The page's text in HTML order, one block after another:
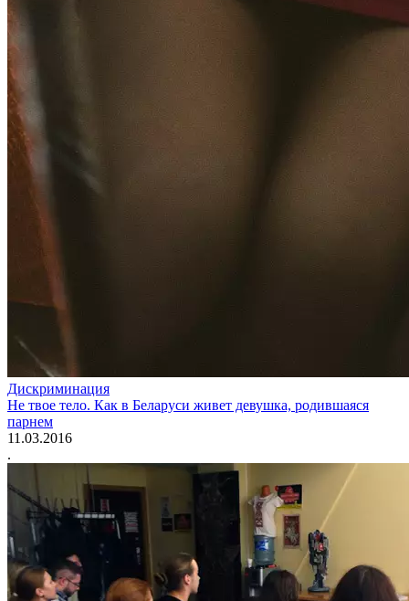
Дискриминация
Не твое тело. Как в Беларуси живет девушка, родившаяся
парнем
11.03.2016
.